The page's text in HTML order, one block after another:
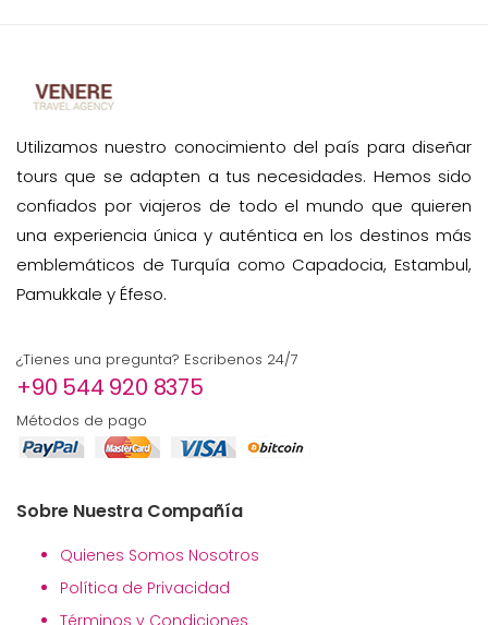
Utilizamos nuestro conocimiento del país para diseñar
tours que se adapten a tus necesidades. Hemos sido
confiados por viajeros de todo el mundo que quieren
una experiencia única y auténtica en los destinos más
emblemáticos de Turquía como Capadocia, Estambul,
Pamukkale y Éfeso.
¿Tienes una pregunta? Escribenos 24/7
+90 544 920 8375
Métodos de pago
Sobre Nuestra Compañía
Quienes Somos Nosotros
Política de Privacidad